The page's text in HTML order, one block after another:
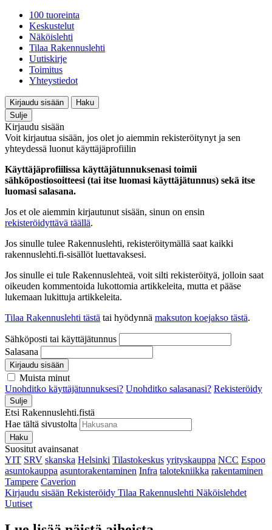
100 tuoreinta
Keskustelut
Näköislehti
Tilaa Rakennuslehti
Uutiskirje
Toimitus
Yhteystiedot
Kirjaudu sisään
Haku
Sulje
Kirjaudu sisään
Voit kirjautua sisään, jos olet jo aiemmin rekisteröitynyt ja sen
yhteydessä luonut käyttäjäprofiilin
Käyttäjäprofiilissa käyttäjätunnuksenasi toimii
sähköpostiosoitteesi (tai itse luomasi käyttäjätunnus) sekä itse
luomasi salasana.
Jos et ole aiemmin kirjautunut sisään, sinun on ensin
rekisteröidyttävä täällä.
Jos sinulle tulee Rakennuslehti, rekisteröitymällä saat kaikki
rakennuslehti.fi-sisällöt luettavaksesi.
Jos sinulle ei tule Rakennuslehteä, voit silti rekisteröityä, jolloin saat
oikeuden kommentoida lukottomia artikkeleita, mutta et pääse
lukemaan lukittuja artikkeleita.
Tilaa Rakennuslehti tästä tai hyödynnä maksuton koejakso tästä.
Sähköposti tai käyttäjätunnus
Salasana
Kirjaudu sisään
Muista minut
Unohditko käyttäjätunnuksesi? Unohditko salasanasi? Rekisteröidy
Sulje
Etsi Rakennuslehti.fistä
Hae tältä sivustolta
Haku
Suositut avainsanat
YIT SRV skanska Helsinki Tilastokeskus yrityskauppa NCC Espoo
asuntokauppa asuntorakentaminen Infra talotekniikka rakentaminen
Tampere Caverion
Kirjaudu sisään Rekisteröidy Tilaa Rakennuslehti Näköislehdet
Uutiset